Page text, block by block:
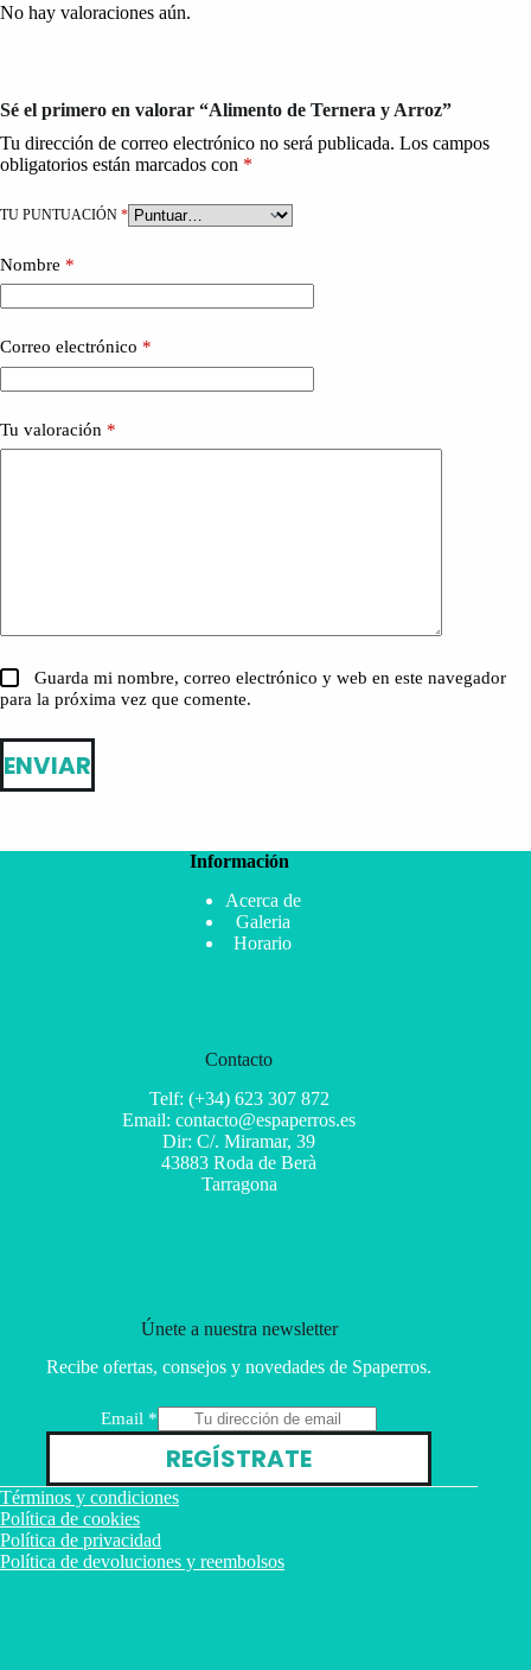
No hay valoraciones aún.
Sé el primero en valorar “Alimento de Ternera y Arroz”
Tu dirección de correo electrónico no será publicada. Los campos
obligatorios están marcados con *
TU PUNTUACIÓN *
Nombre *
Correo electrónico *
Tu valoración *
Guarda mi nombre, correo electrónico y web en este navegador
para la próxima vez que comente.
ENVIAR
Información
Acerca de
Galeria
Horario
Contacto
Telf: (+34) 623 307 872
Email: contacto@espaperros.es
Dir: C/. Miramar, 39
43883 Roda de Berà
Tarragona
Únete a nuestra newsletter
Recibe ofertas, consejos y novedades de Spaperros.
m
i
l
Email *
REGÍSTRATE
Términos y condiciones
Política de cookies
Política de privacidad
Política de devoluciones y reembolsos